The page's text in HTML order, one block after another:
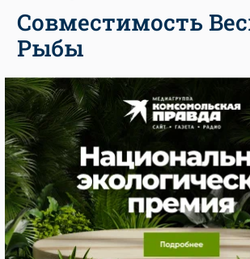
Совместимость
Рыбы